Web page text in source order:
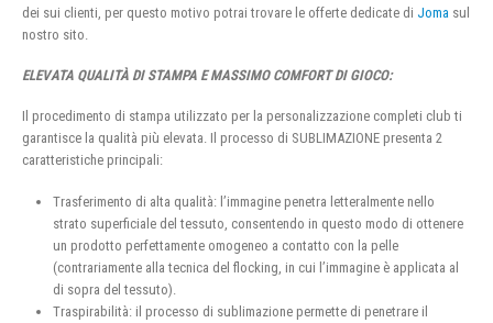
dei sui clienti, per questo motivo potrai trovare le offerte dedicate di Joma sul
nostro sito.
ELEVATA QUALITÀ DI STAMPA E MASSIMO COMFORT DI GIOCO:
Il procedimento di stampa utilizzato per la personalizzazione completi club ti
garantisce la qualità più elevata. Il processo di SUBLIMAZIONE presenta 2
caratteristiche principali:
Trasferimento di alta qualità: l’immagine penetra letteralmente nello
strato superficiale del tessuto, consentendo in questo modo di ottenere
un prodotto perfettamente omogeneo a contatto con la pelle
(contrariamente alla tecnica del flocking, in cui l’immagine è applicata al
di sopra del tessuto).
Traspirabilità: il processo di sublimazione permette di penetrare il